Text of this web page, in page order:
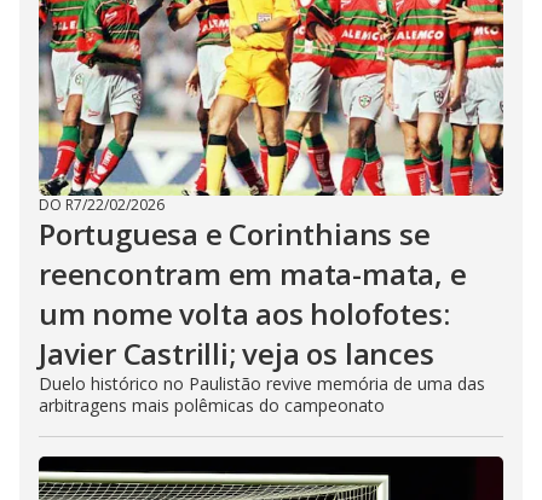
DO R7/22/02/2026
Portuguesa e Corinthians se
reencontram em mata-mata, e
um nome volta aos holofotes:
Javier Castrilli; veja os lances
Duelo histórico no Paulistão revive memória de uma das
arbitragens mais polêmicas do campeonato